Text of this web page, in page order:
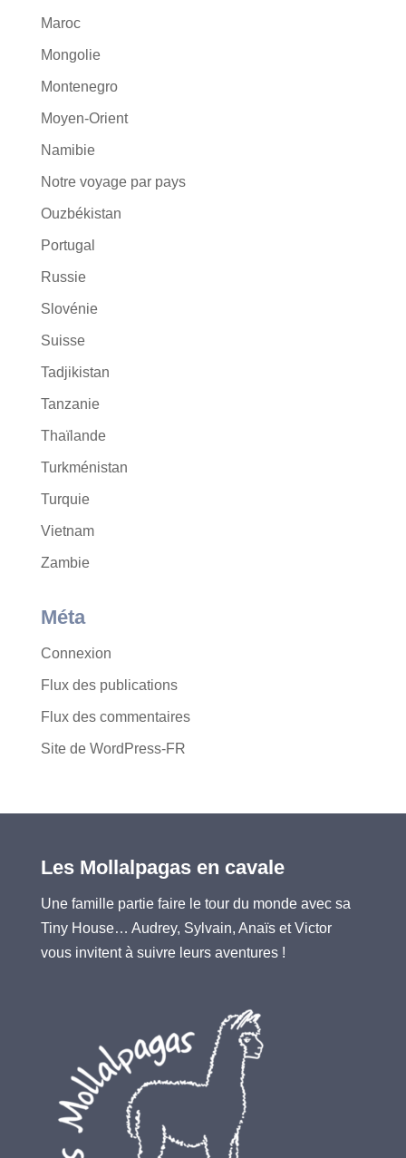
Maroc
Mongolie
Montenegro
Moyen-Orient
Namibie
Notre voyage par pays
Ouzbékistan
Portugal
Russie
Slovénie
Suisse
Tadjikistan
Tanzanie
Thaïlande
Turkménistan
Turquie
Vietnam
Zambie
Méta
Connexion
Flux des publications
Flux des commentaires
Site de WordPress-FR
Les Mollalpagas en cavale
Une famille partie faire le tour du monde avec sa
Tiny House… Audrey, Sylvain, Anaïs et Victor
vous invitent à suivre leurs aventures !